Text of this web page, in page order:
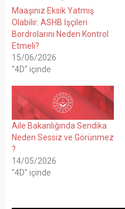
Maaşınız Eksik Yatmış
Olabilir: ASHB İşçileri
Bordrolarını Neden Kontrol
Etmeli?
15/06/2026
"4D" içinde
Aile Bakanlığında Sendika
Neden Sessiz ve Görünmez
?
14/05/2026
"4D" içinde